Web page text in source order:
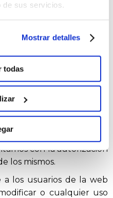
de sus servicios.
Mostrar detalles
todas
gráficos, marcas,
menús, colores,
textos, estructura,
insertados en la web
o de terceros, y
propietarios (siendo
de cualquier posible
al respecto) y
propiedad intelectual e
con la autorización
los mismos.
los usuarios de la web
o cualquier uso